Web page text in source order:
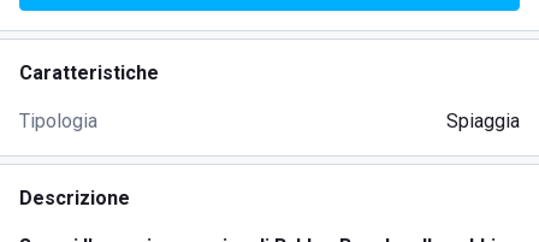
Caratteristiche
Tipologia Spiaggia
Descrizione